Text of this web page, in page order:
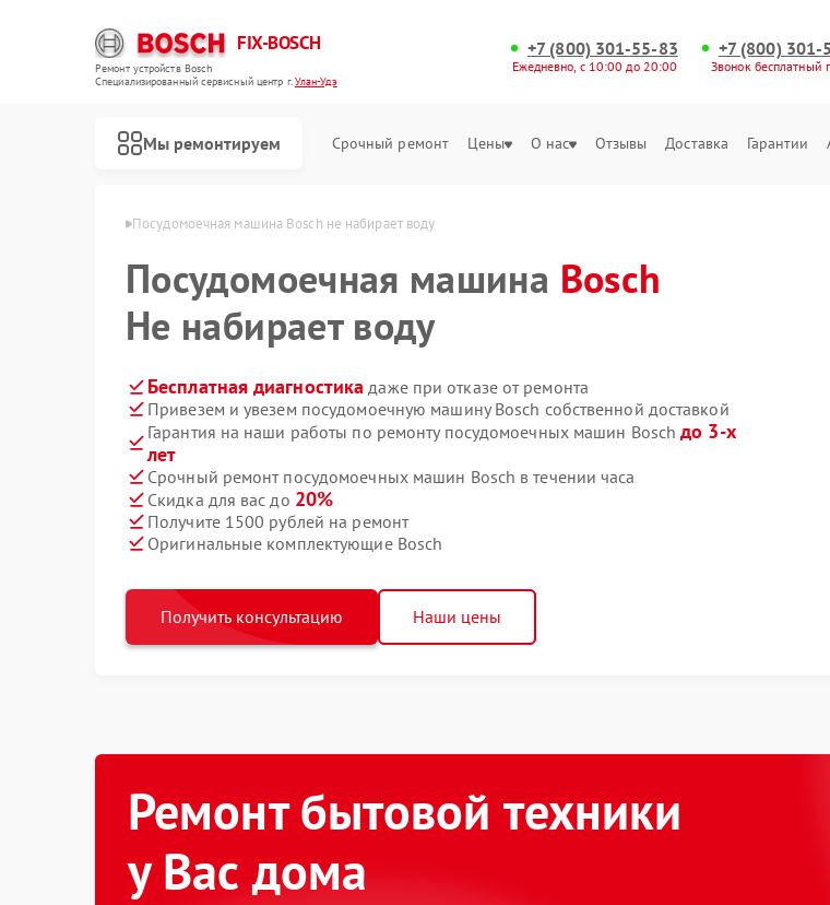
FIX-BOSCH
Ремонт устройств Bosch
Специализированный cервисный центр г.Улан-Удэ
+7 (800) 301-55-83
Ежедневно, с 10:00 до 20:00
+7 (800) 301-
Звонок бесплатный
Мы ремонтируем Срочный ремонт Цены О нас Отзывы Доставка Гарантии
Bosch в Улан-Удэ Посудомоечная машина Bosch не набирает воду
Посудомоечная машина Bosch
Не набирает воду
Бесплатная диагностика даже при отказе от ремонта
Привезем и увезем посудомоечную машину Bosch собственной доставкой
Гарантия на наши работы по ремонту посудомоечных машин Boschдо 3-х
лет
Срочный ремонт посудомоечных машин Bosch в течении часа
Скидка для вас до 20%
Получите 1500 рублей на ремонт
Оригинальные комплектующие Bosch
Получить консультацию Наши цены
Ремонт бытовой техники
у Вас дома